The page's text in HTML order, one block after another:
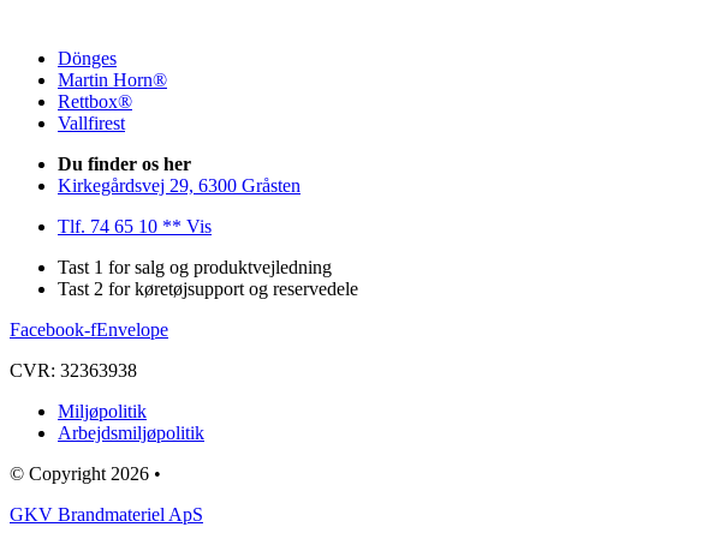
Dönges
Martin Horn®
Rettbox®
Vallfirest
Du finder os her
Kirkegårdsvej 29, 6300 Gråsten
Tlf. 74 65 10 ** Vis
Tast 1 for salg og produktvejledning
Tast 2 for køretøjsupport og reservedele
Facebook-fEnvelope
CVR: 32363938
Miljøpolitik
Arbejdsmiljøpolitik
© Copyright 2026 •
GKV Brandmateriel ApS